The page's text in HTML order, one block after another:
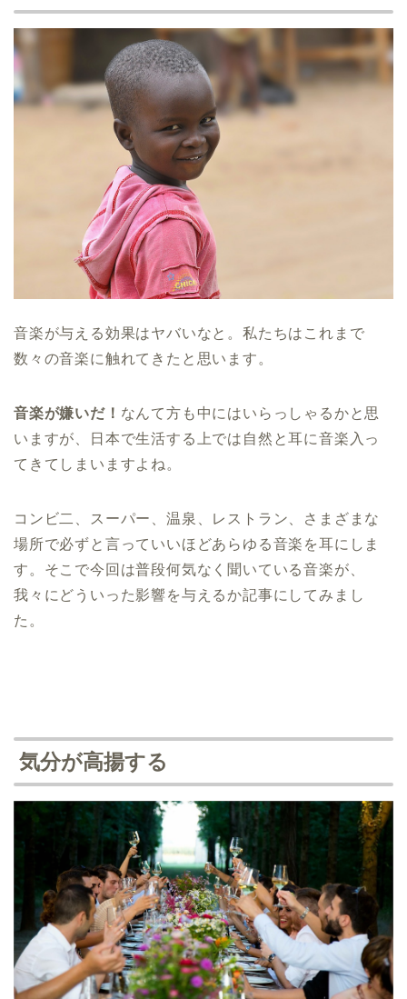
音楽が与える効果はヤバいなと。私たちはこれまで
数々の音楽に触れてきたと思います。
音楽が嫌いだ！ なんて方も中にはいらっしゃるかと思
いますが、日本で生活する上では自然と耳に音楽入っ
てきてしまいますよね。
コンビ二、スーパー、温泉、レストラン、さまざまな
場所で必ずと言っていいほどあらゆる音楽を耳にしま
す。そこで今回は普段何気なく聞いている音楽が、
我々にどういった影響を与えるか記事にしてみまし
た。
気分が高揚する